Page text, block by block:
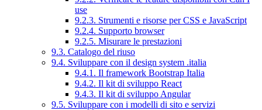
use
9.2.3. Strumenti e risorse per CSS e JavaScript
9.2.4. Supporto browser
9.2.5. Misurare le prestazioni
9.3. Catalogo del riuso
9.4. Sviluppare con il design system .italia
9.4.1. Il framework Bootstrap Italia
9.4.2. Il kit di sviluppo React
9.4.3. Il kit di sviluppo Angular
9.5. Sviluppare con i modelli di sito e servizi